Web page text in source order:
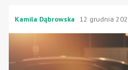
Kamila Dąbrowska 12 grudnia